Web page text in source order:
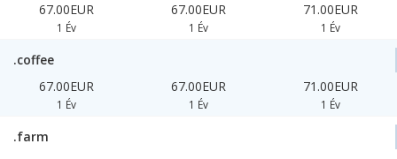
67.00EUR
1 Év
67.00EUR
1 Év
71.00EUR
1 Év
.coffee
67.00EUR
1 Év
67.00EUR
1 Év
71.00EUR
1 Év
.farm